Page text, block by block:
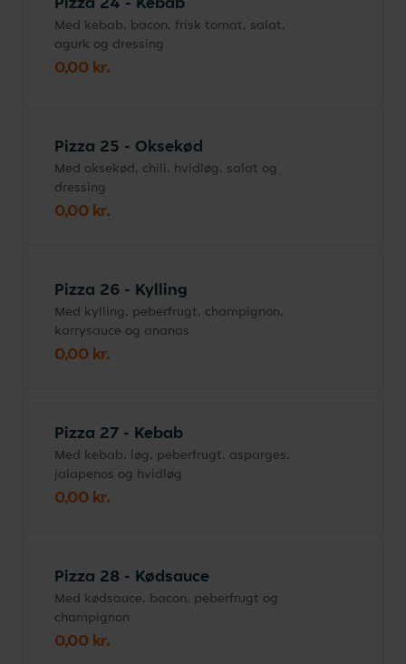
Med kebab, bacon, frisk tomat, salat,
agurk og dressing
0,00 kr.
Pizza 25 - Oksekød
Med oksekød, chili, hvidløg, salat og
dressing
0,00 kr.
Pizza 26 - Kylling
Med kylling, peberfrugt, champignon,
karrysauce og ananas
0,00 kr.
Pizza 27 - Kebab
Med kebab, løg, peberfrugt, asparges,
jalapenos og hvidløg
0,00 kr.
Pizza 28 - Kødsauce
Med kødsauce, bacon, peberfrugt og
champignon
0,00 kr.